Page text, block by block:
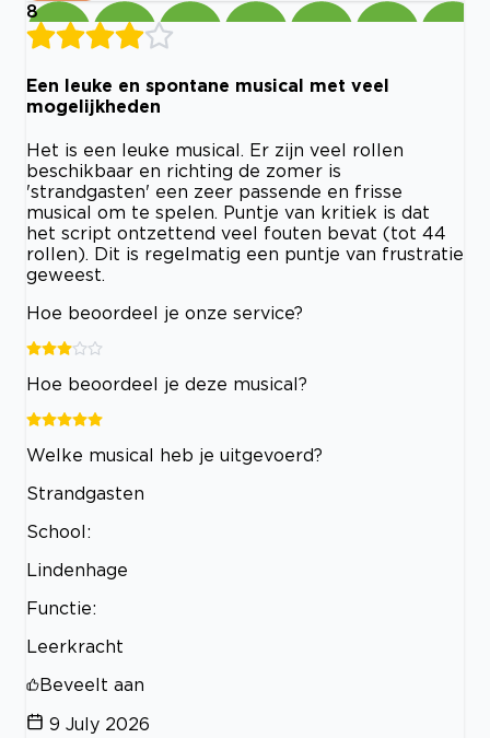
8
Een leuke en spontane musical met veel
mogelijkheden
Het is een leuke musical. Er zijn veel rollen
beschikbaar en richting de zomer is
'strandgasten' een zeer passende en frisse
musical om te spelen. Puntje van kritiek is dat
het script ontzettend veel fouten bevat (tot 44
rollen). Dit is regelmatig een puntje van frustratie
geweest.
Hoe beoordeel je onze service?
Hoe beoordeel je deze musical?
Welke musical heb je uitgevoerd?
Strandgasten
School:
Lindenhage
Functie:
Leerkracht
Beveelt aan
9 July 2026